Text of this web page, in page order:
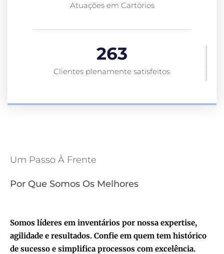
Atuações em Cartórios
Clientes plenamente satisfeitos
263
Um Passo À Frente
Por Que Somos Os Melhores
Somos líderes em inventários por nossa expertise,
agilidade e resultados. Confie em quem tem histórico
de sucesso e simplifica processos com excelência.